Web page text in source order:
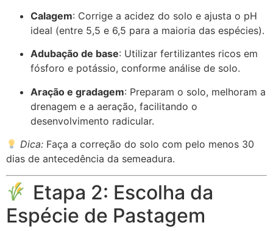
Calagem: Corrige a acidez do solo e ajusta o pH
ideal (entre 5,5 e 6,5 para a maioria das espécies).
Adubação de base: Utilizar fertilizantes ricos em
fósforo e potássio, conforme análise de solo.
Aração e gradagem: Preparam o solo, melhoram a
drenagem e a aeração, facilitando o
desenvolvimento radicular.
Dica: Faça a correção do solo com pelo menos 30
dias de antecedência da semeadura.
Etapa 2: Escolha da
Espécie de Pastagem